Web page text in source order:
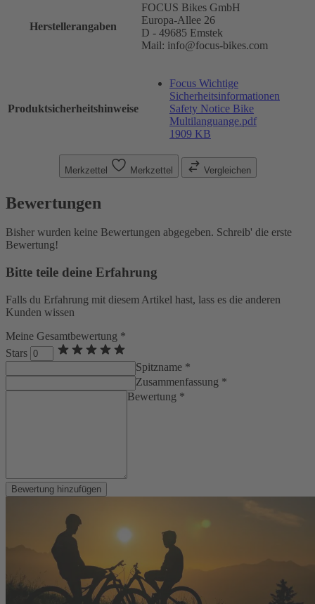
Herstellerangaben
FOCUS Bikes GmbH
Europa-Allee 26
D - 49685 Emstek
Mail: info@focus-bikes.com
Produktsicherheitshinweise
Focus Wichtige
Sicherheitsinformationen
Safety Notice Bike
Multilanguange.pdf
1909 KB
Merkzettel Merkzettel Vergleichen
Bewertungen
Bisher wurden keine Bewertungen abgegeben. Schreib' die erste
Bewertung!
Bitte teile deine Erfahrung
Falls du Erfahrung mit diesem Artikel hast, lass es die anderen
Kunden wissen
Meine Gesamtbewertung *
Stars
Spitzname *
Zusammenfassung *
Bewertung *
Bewertung hinzufügen